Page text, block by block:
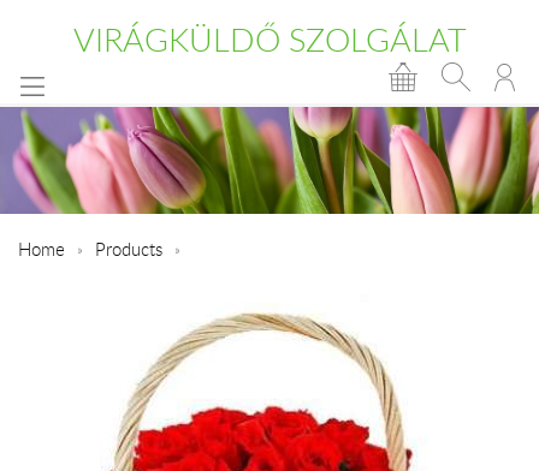
VIRÁGKÜLDŐ SZOLGÁLAT
Home Products